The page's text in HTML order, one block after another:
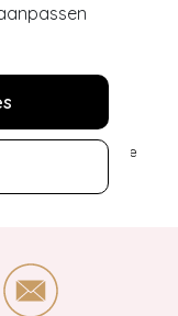
Vintage